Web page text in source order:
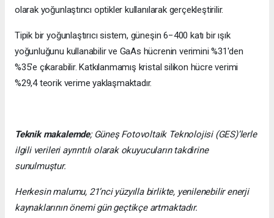
olarak yoğunlaştırıcı optikler kullanılarak gerçekleştirilir.
Tipik bir yoğunlaştırıcı sistem, güneşin 6−400 katı bir ışık
yoğunluğunu kullanabilir ve GaAs hücrenin verimini %31'den
%35'e çıkarabilir. Katkılanmamış kristal silikon hücre verimi
%29,4 teorik verime yaklaşmaktadır.
Teknik makalemde; Güneş Fotovoltaik Teknolojisi (GES)’lerle
ilgili verileri ayrıntılı olarak okuyucuların takdirine
sunulmuştur.
Herkesin malumu, 21’nci yüzyılla birlikte, yenilenebilir enerji
kaynaklarının önemi gün geçtikçe artmaktadır.